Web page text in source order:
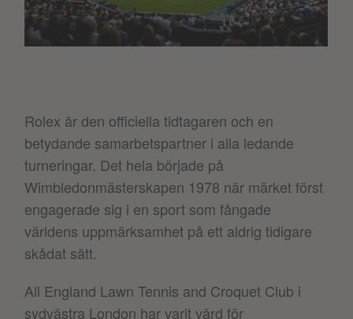
Rolex är den officiella tidtagaren och en
betydande samarbetspartner i alla ledande
turneringar. Det hela började på
Wimbledonmästerskapen 1978 när märket först
engagerade sig i en sport som fångade
världens uppmärksamhet på ett aldrig tidigare
skådat sätt.
All England Lawn Tennis and Croquet Club i
sydvästra London har varit värd för